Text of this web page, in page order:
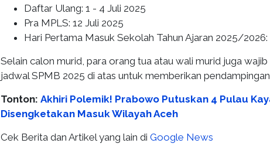
Daftar Ulang: 1 - 4 Juli 2025
Pra MPLS: 12 Juli 2025
Hari Pertama Masuk Sekolah Tahun Ajaran 2025/2026:
Selain calon murid, para orang tua atau wali murid juga
jadwal SPMB 2025 di atas untuk memberikan
Tonton: Akhiri Polemik! Prabowo Putuskan 4 Pulau
Disengketakan Masuk Wilayah Aceh
Cek Berita dan Artikel yang lain di Google News